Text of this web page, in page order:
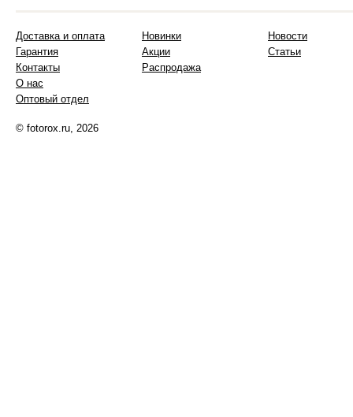
Доставка и оплата
Гарантия
Контакты
О нас
Оптовый отдел
Новинки
Акции
Распродажа
Новости
Статьи
© fotorox.ru, 2026